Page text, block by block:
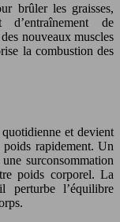
brûler les graisses,
d’entraînement de
nouveaux muscles
la combustion des
et devient
rapidement. Un
surconsommation
poids corporel. La
perturbe l’équilibre